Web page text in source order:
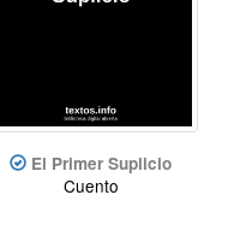
El Primer Suplicio
Cuento